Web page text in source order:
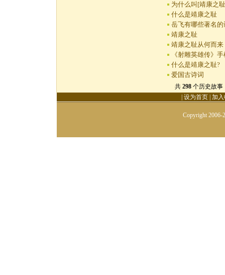
为什么叫[靖康之
什么是靖康之耻
岳飞有哪些著名
靖康之耻
靖康之耻从何而
《射雕英雄传》
什么是靖康之耻?
爱国古诗词
共 298 个历史故
设为首页 加
Copyright